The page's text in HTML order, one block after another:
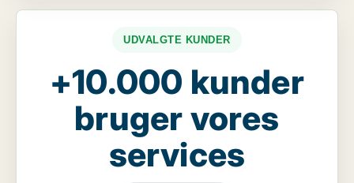
UDVALGTE KUNDER
+10.000 kunder
bruger vores
services